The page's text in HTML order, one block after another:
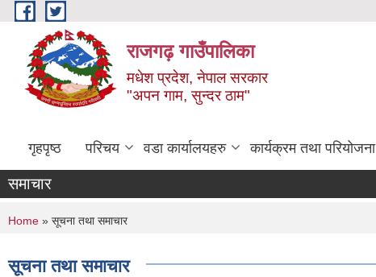
Skip to main content
राजगढ़ गाउँपालिका
मधेश प्रदेश, नेपाल सरकार
"अपन गाम, सुन्दर ठाम"
गृहपृष्ठ परिचय वडा कार्यालयहरु कार्यक्रम तथा परियोजना
समाचार
You are here
Home » सूचना तथा समाचार
सूचना तथा समाचार